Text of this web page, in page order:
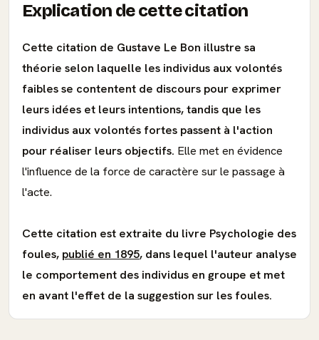
Explication de cette citation
Cette citation de Gustave Le Bon illustre sa
théorie selon laquelle les individus aux volontés
faibles se contentent de discours pour exprimer
leurs idées et leurs intentions, tandis que les
individus aux volontés fortes passent à l'action
pour réaliser leurs objectifs. Elle met en évidence
l'influence de la force de caractère sur le passage à
l'acte.
Cette citation est extraite du livre Psychologie des
foules, publié en 1895, dans lequel l'auteur analyse
le comportement des individus en groupe et met
en avant l'effet de la suggestion sur les foules.